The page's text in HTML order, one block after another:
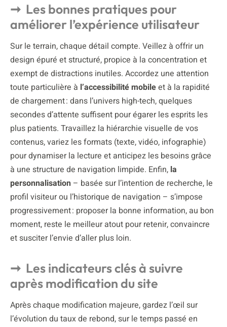
Les bonnes pratiques pour
améliorer l’expérience utilisateur
Sur le terrain, chaque détail compte. Veillez à offrir un
design épuré et structuré, propice à la concentration et
exempt de distractions inutiles. Accordez une attention
toute particulière à l’accessibilité mobileet à la rapidité
de chargement : dans l’univers high-tech, quelques
secondes d’attente suffisent pour égarer les esprits les
plus patients. Travaillez la hiérarchie visuelle de vos
contenus, variez les formats (texte, vidéo, infographie)
pour dynamiser la lecture et anticipez les besoins grâce
à une structure de navigation limpide. Enfin, la
personnalisation – basée sur l’intention de recherche, le
profil visiteur ou l’historique de navigation – s’impose
progressivement : proposer la bonne information, au bon
moment, reste le meilleur atout pour retenir, convaincre
et susciter l’envie d’aller plus loin.
Les indicateurs clés à suivre
après modification du site
Après chaque modification majeure, gardez l’œil sur
l’évolution du taux de rebond, sur le temps passé en